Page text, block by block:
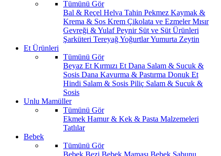
Tümünü Gör
Bal & Reçel Helva Tahin Pekmez Kaymak &
Krema & Sos Krem Çikolata ve EzmelerMısır
Gevreği & YulafPeynir Süt ve Süt Ürünleri
Şarküteri TereyağYoğurtlarYumurta Zeytin
Et Ürünleri
Tümünü Gör
Beyaz Et Kırmızı Et Dana Salam & Sucuk &
Sosis Dana Kavurma & Pastırma Donuk Et
Hindi Salam & Sosis Piliç Salam & Sucuk &
Sosis
Unlu Mamüller
Tümünü Gör
Ekmek Hamur & Kek & Pasta Malzemeleri
Tatlılar
Bebek
Tümünü Gör
Bebek Bezi Bebek Maması Bebek Sabunu